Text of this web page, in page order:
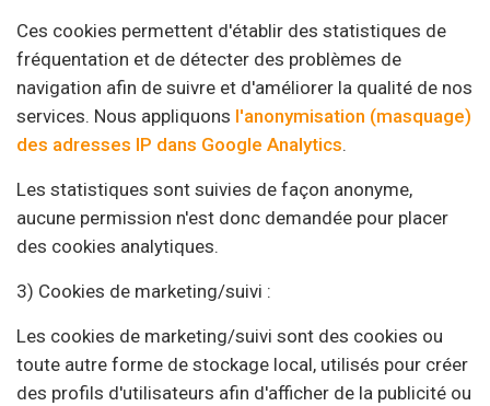
Ces cookies permettent d'établir des statistiques de
fréquentation et de détecter des problèmes de
navigation afin de suivre et d'améliorer la qualité de nos
services. Nous appliquons l'anonymisation (masquage)
des adresses IP dans Google Analytics.
Les statistiques sont suivies de façon anonyme,
aucune permission n'est donc demandée pour placer
des cookies analytiques.
3) Cookies de marketing/suivi :
Les cookies de marketing/suivi sont des cookies ou
toute autre forme de stockage local, utilisés pour créer
des profils d'utilisateurs afin d'afficher de la publicité ou